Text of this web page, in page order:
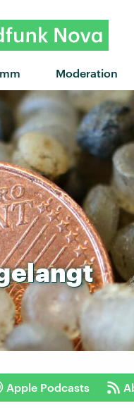
Moderation
"A Little Love" von Biffy
Apple Podcasts